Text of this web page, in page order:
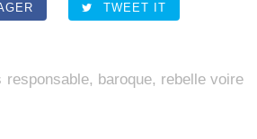
TWEET IT
responsable, baroque, rebelle voire